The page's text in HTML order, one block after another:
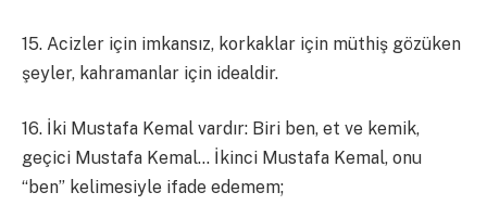
15. Acizler için imkansız, korkaklar için müthiş gözüken
şeyler, kahramanlar için idealdir.
16. İki Mustafa Kemal vardır: Biri ben, et ve kemik,
geçici Mustafa Kemal… İkinci Mustafa Kemal, onu
“ben” kelimesiyle ifade edemem;